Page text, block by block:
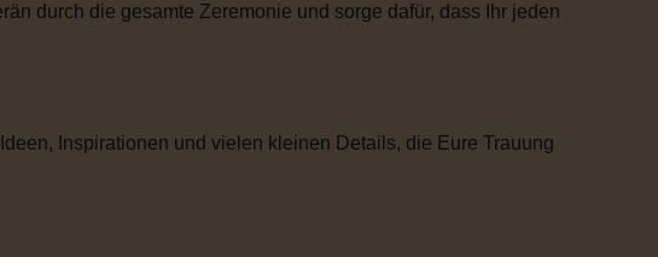
durch die gesamte Zeremonie und sorge dafür, dass Ihr jeden
Inspirationen und vielen kleinen Details, die Eure Trauung